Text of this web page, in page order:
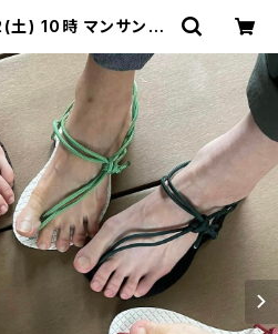
) 10時 マンサンダ
ちゃん | マンサンダル
公式BASEショップ